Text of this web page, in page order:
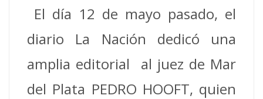
El día 12 de mayo pasado, el
diario La Nación dedicó una
amplia editorial al juez de Mar
del Plata PEDRO HOOFT, quien